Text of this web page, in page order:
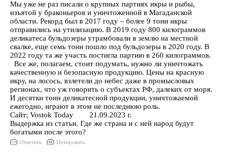
Мы уже не раз писали о крупных партиях икры и рыбы,
изъятой у браконьеров и уничтоженной в Магаданской
области. Рекорд был в 2017 году – более 9 тонн икры
отправились на утилизацию. В 2019 году 800 килограммов
деликатеса бульдозеры утрамбовали в землю на местной
свалке, еще семь тонн пошло под бульдозеры в 2020 году. В
2022 году та же участь постигла партию в 260 килограммов.
Все же, полагаем, стоит подумать, нужно ли уничтожать
качественную и безопасную продукцию. Цены на красную
икру, на лосось, взлетели до небес даже в промысловых
регионах, что уж говорить о субъектах РФ, далеких от моря.
И десятки тонн деликатесной продукции, уничтожаемой
ежегодно, играют в этом не последнюю роль.
Сайт; Vostok Today 21.09.2023 г.
Выдержка из статьи. Где же страна и с ней народ будут
богатыми после этого?
Ответить Цитировать